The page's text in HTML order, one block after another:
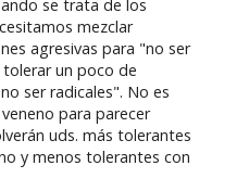
se trata de los
mezclar
agresivas para "no ser
un poco de
ser radicales". No es
para parecer
uds. más tolerantes
y menos tolerantes con